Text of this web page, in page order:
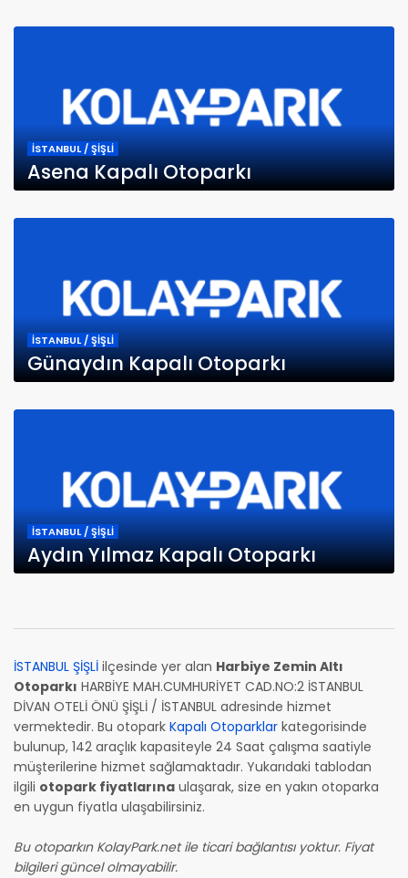
İSTANBUL / ŞİŞLİ
Asena Kapalı Otoparkı
İSTANBUL / ŞİŞLİ
Günaydın Kapalı Otoparkı
İSTANBUL / ŞİŞLİ
Aydın Yılmaz Kapalı Otoparkı
İSTANBUL ŞİŞLİ ilçesinde yer alan Harbiye Zemin Altı
Otoparkı HARBİYE MAH.CUMHURİYET CAD.NO:2 İSTANBUL
DİVAN OTELİ ÖNÜ ŞİŞLİ / İSTANBUL adresinde hizmet
vermektedir. Bu otopark Kapalı Otoparklar kategorisinde
bulunup, 142 araçlık kapasiteyle 24 Saat çalışma saatiyle
müşterilerine hizmet sağlamaktadır. Yukarıdaki tablodan
ilgili otopark fiyatlarına ulaşarak, size en yakın otoparka
en uygun fiyatla ulaşabilirsiniz.
Bu otoparkın KolayPark.net ile ticari bağlantısı yoktur. Fiyat
bilgileri güncel olmayabilir.